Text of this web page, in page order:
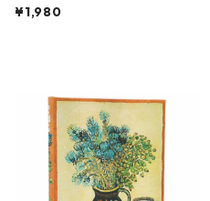
ch 3532 ルートート WR.ポーチ.ラ
¥1,980